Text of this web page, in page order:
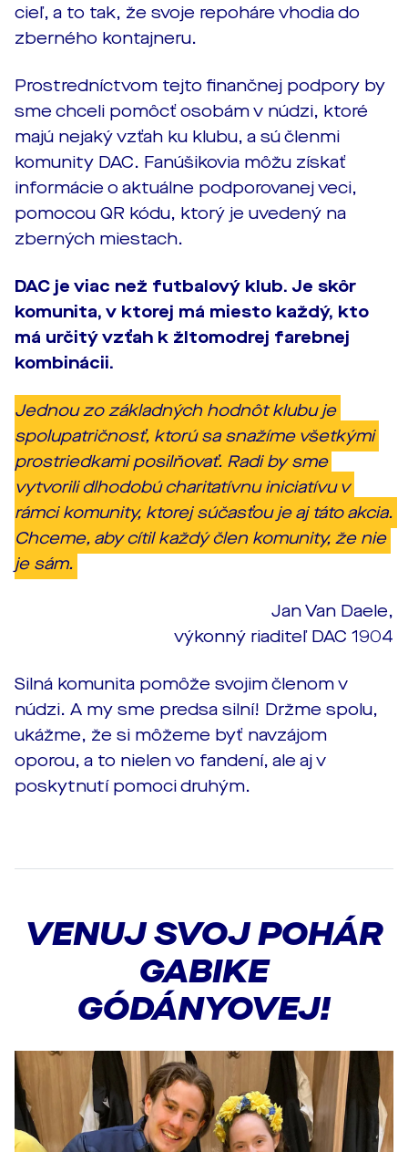
cieľ, a to tak, že svoje repoháre vhodia do
zberného kontajneru.
Prostredníctvom tejto finančnej podpory by
sme chceli pomôcť osobám v núdzi, ktoré
majú nejaký vzťah ku klubu, a sú členmi
komunity DAC. Fanúšikovia môžu získať
informácie o aktuálne podporovanej veci,
pomocou QR kódu, ktorý je uvedený na
zberných miestach.
DAC je viac než futbalový klub. Je skôr
komunita, v ktorej má miesto každý, kto
má určitý vzťah k žltomodrej farebnej
kombinácii.
Jednou zo základných hodnôt klubu je
spolupatričnosť, ktorú sa snažíme všetkými
prostriedkami posilňovať. Radi by sme
vytvorili dlhodobú charitatívnu iniciatívu v
rámci komunity, ktorej súčasťou je aj táto akcia.
Chceme, aby cítil každý člen komunity, že nie
je sám.
Jan Van Daele,
výkonný riaditeľ DAC 1904
Silná komunita pomôže svojim členom v
núdzi. A my sme predsa silní! Držme spolu,
ukážme, že si môžeme byť navzájom
oporou, a to nielen vo fandení, ale aj v
poskytnutí pomoci druhým.
VENUJ SVOJ POHÁR
GABIKE
GÓDÁNYOVEJ!